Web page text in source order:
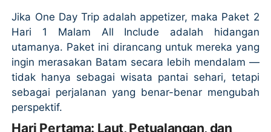
Jika One Day Trip adalah appetizer, maka Paket 2
Hari 1 Malam All Include adalah hidangan
utamanya. Paket ini dirancang untuk mereka yang
ingin merasakan Batam secara lebih mendalam —
tidak hanya sebagai wisata pantai sehari, tetapi
sebagai perjalanan yang benar-benar mengubah
perspektif.
Hari Pertama: Laut, Petualangan, dan